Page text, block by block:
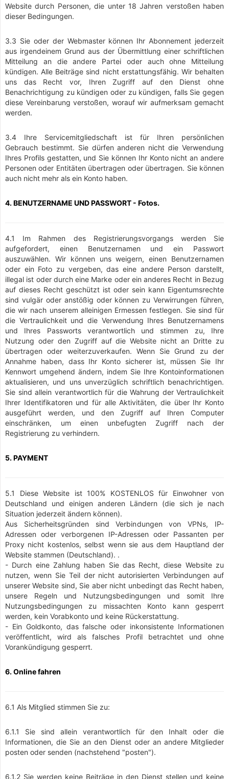
Website durch Personen, die unter 18 Jahren verstoßen haben
dieser Bedingungen.
3.3 Sie oder der Webmaster können Ihr Abonnement jederzeit
aus irgendeinem Grund aus der Übermittlung einer schriftlichen
Mitteilung an die andere Partei oder auch ohne Mitteilung
kündigen. Alle Beiträge sind nicht erstattungsfähig. Wir behalten
uns das Recht vor, Ihren Zugriff auf den Dienst ohne
Benachrichtigung zu kündigen oder zu kündigen, falls Sie gegen
diese Vereinbarung verstoßen, worauf wir aufmerksam gemacht
werden.
3.4 Ihre Servicemitgliedschaft ist für Ihren persönlichen
Gebrauch bestimmt. Sie dürfen anderen nicht die Verwendung
Ihres Profils gestatten, und Sie können Ihr Konto nicht an andere
Personen oder Entitäten übertragen oder übertragen. Sie können
auch nicht mehr als ein Konto haben.
4. BENUTZERNAME UND PASSWORT - Fotos.
4.1 Im Rahmen des Registrierungsvorgangs werden Sie
aufgefordert, einen Benutzernamen und ein Passwort
auszuwählen. Wir können uns weigern, einen Benutzernamen
oder ein Foto zu vergeben, das eine andere Person darstellt,
illegal ist oder durch eine Marke oder ein anderes Recht in Bezug
auf dieses Recht geschützt ist oder sein kann Eigentumsrechte
sind vulgär oder anstößig oder können zu Verwirrungen führen,
die wir nach unserem alleinigen Ermessen festlegen. Sie sind für
die Vertraulichkeit und die Verwendung Ihres Benutzernamens
und Ihres Passworts verantwortlich und stimmen zu, Ihre
Nutzung oder den Zugriff auf die Website nicht an Dritte zu
übertragen oder weiterzuverkaufen. Wenn Sie Grund zu der
Annahme haben, dass Ihr Konto sicherer ist, müssen Sie Ihr
Kennwort umgehend ändern, indem Sie Ihre Kontoinformationen
aktualisieren, und uns unverzüglich schriftlich benachrichtigen.
Sie sind allein verantwortlich für die Wahrung der Vertraulichkeit
Ihrer Identifikatoren und für alle Aktivitäten, die über Ihr Konto
ausgeführt werden, und den Zugriff auf Ihren Computer
einschränken, um einen unbefugten Zugriff nach der
Registrierung zu verhindern.
5. PAYMENT
5.1 Diese Website ist 100% KOSTENLOS für Einwohner von
Deutschland und einigen anderen Ländern (die sich je nach
Situation jederzeit ändern können).
Aus Sicherheitsgründen sind Verbindungen von VPNs, IP-
Adressen oder verborgenen IP-Adressen oder Passanten per
Proxy nicht kostenlos, selbst wenn sie aus dem Hauptland der
Website stammen (Deutschland). .
- Durch eine Zahlung haben Sie das Recht, diese Website zu
nutzen, wenn Sie Teil der nicht autorisierten Verbindungen auf
unserer Website sind, Sie aber nicht unbedingt das Recht haben,
unsere Regeln und Nutzungsbedingungen und somit Ihre
Nutzungsbedingungen zu missachten Konto kann gesperrt
werden, kein Vorabkonto und keine Rückerstattung.
- Ein Goldkonto, das falsche oder inkonsistente Informationen
veröffentlicht, wird als falsches Profil betrachtet und ohne
Vorankündigung gesperrt.
6. Online fahren
6.1 Als Mitglied stimmen Sie zu:
6.1.1 Sie sind allein verantwortlich für den Inhalt oder die
Informationen, die Sie an den Dienst oder an andere Mitglieder
posten oder senden (nachstehend "posten").
6.1.2 Sie werden keine Beiträge in den Dienst stellen und keine